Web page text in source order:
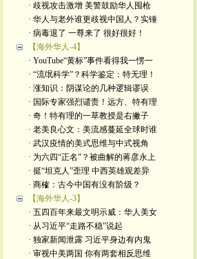
· 歧视攻击激增 美警鼓励华人囤枪
· 华人与老外谁更歧视中国人？实锤
· 病毒退了 一尊来了 很好很好！
【海外华人-4】
· YouTube“黄标”事件看得我一愣一
· “流氓科学”？科学鉴定：特无理！
· 涨知识：阴谋论的几种逻辑谬误
· 国际专家强烈谴责！远方、特有理
· 奇！特有理的一草教授是右撇子
· 老美良心文：美流感蔓延全球时谁
· 武汉疫情的美式思维与中式视角
· 为六四“正名”？被曲解的蒋彦永上
· 挺“坦克人”歪理 中西英雄观差异
· 商榷：古今中国有没有阶级？
【海外华人-3】
· 五四百年来最文明示威：华人美女
· 从习近平“走路不稳”说起
· 独家新闻泄露 习近平身边有内鬼
· 审视中美两国 你有两套相反思维